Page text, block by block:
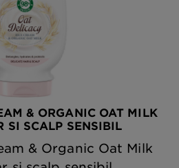
& ORGANIC OAT MILK
SI SCALP SENSIBIL
& Organic Oat Milk